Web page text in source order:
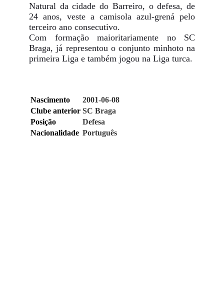
Natural da cidade do Barreiro, o defesa, de
24 anos, veste a camisola azul-grená pelo
terceiro ano consecutivo.
Com formação maioritariamente no SC
Braga, já representou o conjunto minhoto na
primeira Liga e também jogou na Liga turca.
Nascimento
2001-06-08
Clube anterior SC Braga
Posição
Defesa
Nacionalidade Português